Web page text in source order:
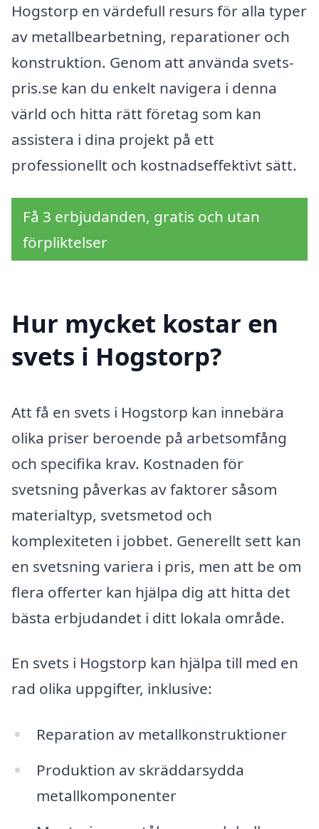
Hogstorp en värdefull resurs för alla typer
av metallbearbetning, reparationer och
konstruktion. Genom att använda svets-
pris.se kan du enkelt navigera i denna
värld och hitta rätt företag som kan
assistera i dina projekt på ett
professionellt och kostnadseffektivt sätt.
Få 3 erbjudanden, gratis och utan
förpliktelser
Hur mycket kostar en
svets i Hogstorp?
Att få en svets i Hogstorp kan innebära
olika priser beroende på arbetsomfång
och specifika krav. Kostnaden för
svetsning påverkas av faktorer såsom
materialtyp, svetsmetod och
komplexiteten i jobbet. Generellt sett kan
en svetsning variera i pris, men att be om
flera offerter kan hjälpa dig att hitta det
bästa erbjudandet i ditt lokala område.
En svets i Hogstorp kan hjälpa till med en
rad olika uppgifter, inklusive:
Reparation av metallkonstruktioner
Produktion av skräddarsydda
metallkomponenter